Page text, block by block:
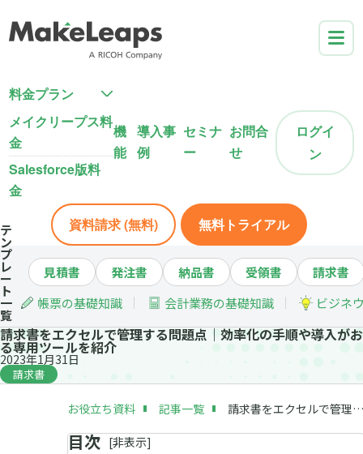
料金プラン
メイクリープス料
金
Salesforce版料
金
機
能
導入事
例
セミナ
ー
お問合
せ
ログイ
ン
資料請求 (無料) 無料トライアル
テ
ン
プ
レ
ー
ト
一
覧
見積書 発注書 納品書 受領書
請求書
帳票の基礎知識
会計業務の基礎知識 ビジネ
請求書をエクセルで管理する問題点｜効率化の手順や導入が
る専用ツールを紹介
2023年1月31日
請求書
お役立ち資料 記事一覧 請求書をエクセルで管理する問題点｜効率化の手順や導入がおすすめされる専用ツールを紹介
目次 [非表示]